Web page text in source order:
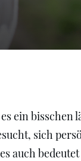
ein bisschen
sich
auch